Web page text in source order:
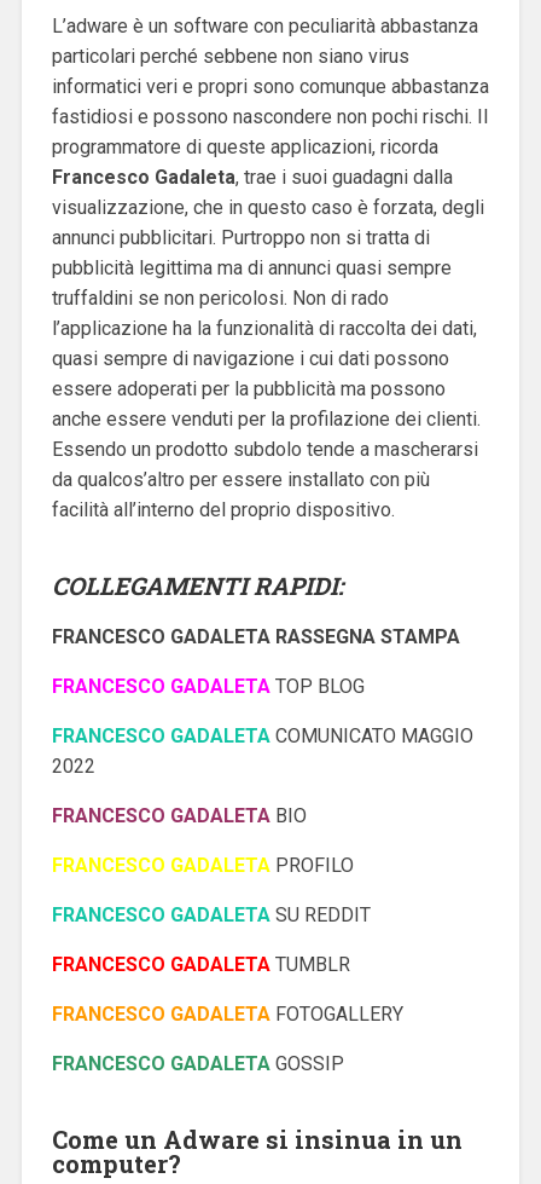
L’adware è un software con peculiarità abbastanza
particolari perché sebbene non siano virus
informatici veri e propri sono comunque abbastanza
fastidiosi e possono nascondere non pochi rischi. Il
programmatore di queste applicazioni, ricorda
Francesco Gadaleta, trae i suoi guadagni dalla
visualizzazione, che in questo caso è forzata, degli
annunci pubblicitari. Purtroppo non si tratta di
pubblicità legittima ma di annunci quasi sempre
truffaldini se non pericolosi. Non di rado
l’applicazione ha la funzionalità di raccolta dei dati,
quasi sempre di navigazione i cui dati possono
essere adoperati per la pubblicità ma possono
anche essere venduti per la profilazione dei clienti.
Essendo un prodotto subdolo tende a mascherarsi
da qualcos’altro per essere installato con più
facilità all’interno del proprio dispositivo.
COLLEGAMENTI RAPIDI:
FRANCESCO GADALETA RASSEGNA STAMPA
FRANCESCO GADALETATOP BLOG
FRANCESCO GADALETACOMUNICATO MAGGIO
2022
FRANCESCO GADALETABIO
FRANCESCO GADALETAPROFILO
FRANCESCO GADALETASU REDDIT
FRANCESCO GADALETATUMBLR
FRANCESCO GADALETAFOTOGALLERY
FRANCESCO GADALETAGOSSIP
Come un Adware si insinua in un
computer?